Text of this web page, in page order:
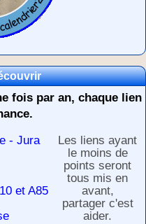
fois par an, chaque lien
- Jura
et A85
Les liens ayant
le moins de
points seront
tous mis en
avant,
partager c'est
aider.